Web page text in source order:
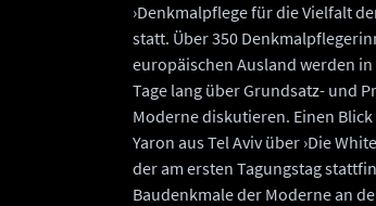
›Denkmalpflege für die Vielfalt
statt. Über 350
europäischen Ausland werden
Tage lang über Grundsatz- und
Moderne diskutieren. Einen
Yaron aus Tel Aviv über ›Die
der am ersten Tagungstag
Baudenkmale der Moderne an